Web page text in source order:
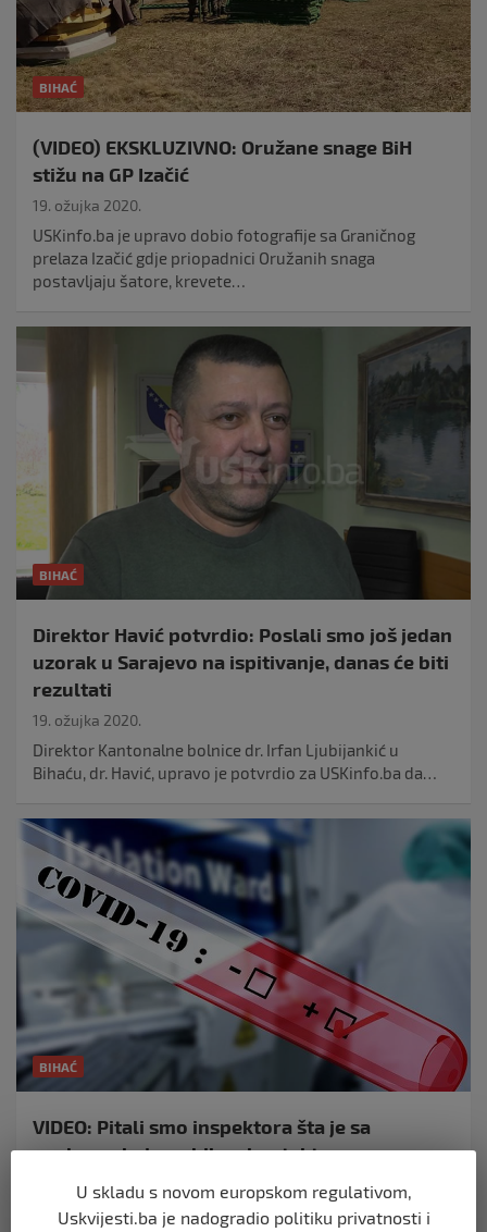
BIHAĆ
(VIDEO) EKSKLUZIVNO: Oružane snage BiH
stižu na GP Izačić
19. ožujka 2020.
USKinfo.ba je upravo dobio fotografije sa Graničnog
prelaza Izačić gdje priopadnici Oružanih snaga
postavljaju šatore, krevete…
BIHAĆ
Direktor Havić potvrdio: Poslali smo još jedan
uzorak u Sarajevo na ispitivanje, danas će biti
rezultati
19. ožujka 2020.
Direktor Kantonalne bolnice dr. Irfan Ljubijankić u
Bihaću, dr. Havić, upravo je potvrdio za USKinfo.ba da…
BIHAĆ
VIDEO: Pitali smo inspektora šta je sa
osobama koje su bile u kontaktu sa
zaraženom Bišćankom – Evo šta kaže
18. ožujka 2020.
U skladu s novom europskom regulativom,
Uskvijesti.ba je nadogradio politiku privatnosti i